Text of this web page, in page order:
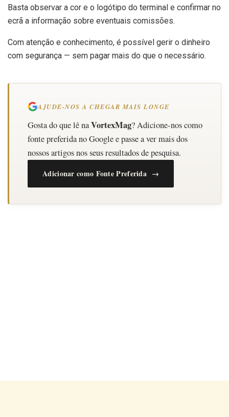
Basta observar a cor e o logótipo do terminal e confirmar no
ecrã a informação sobre eventuais comissões.
Com atenção e conhecimento, é possível gerir o dinheiro
com segurança — sem pagar mais do que o necessário.
AJUDE-NOS A CHEGAR MAIS LONGE
Gosta do que lê naVortexMag? Adicione-nos como
fonte preferida no Google e passe a ver mais dos
nossos artigos nos seus resultados de pesquisa.
Adicionar como Fonte Preferida →